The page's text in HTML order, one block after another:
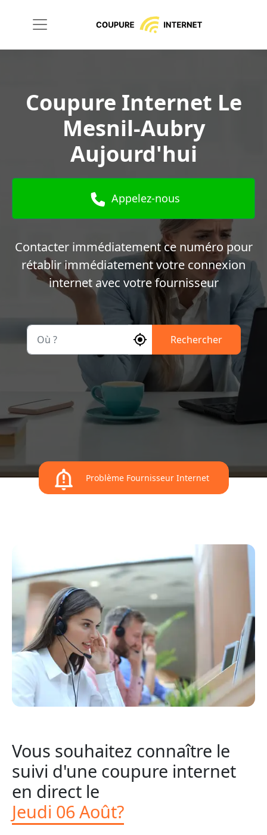
Coupure Internet Le
Mesnil-Aubry
Aujourd'hui
Appelez-nous
Contacter immédiatement ce numéro pour
rétablir immédiatement votre connexion
internet avec votre fournisseur
Rechercher
Problème Fournisseur Internet
Vous souhaitez connaître le
suivi d'une coupure internet
en direct le
Jeudi 06 Août?